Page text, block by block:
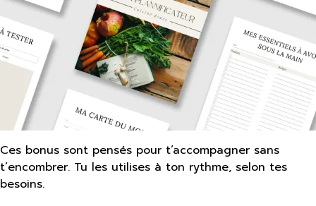
Ces bonus sont pensés pour t’accompagner sans
t’encombrer. Tu les utilises à ton rythme, selon tes
besoins.